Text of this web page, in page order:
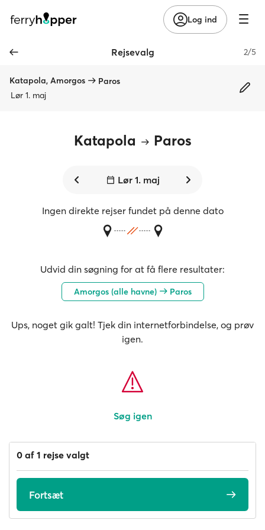
Log ind
Rejsevalg 2/5
Katapola, Amorgos
Paros
Lør 1. maj
Katapola Paros
Lør 1. maj
Ingen direkte rejser fundet på denne dato
Udvid din søgning for at få flere resultater:
Amorgos (alle havne) Paros
Ups, noget gik galt! Tjek din internetforbindelse, og prøv
igen.
Søg igen
0 af 1 rejse valgt
Fortsæt